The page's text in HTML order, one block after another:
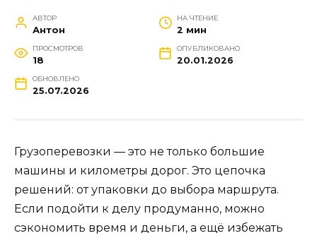
АВТОР
Антон
НА ЧТЕНИЕ
2 мин
ПРОСМОТРОВ
18
ОПУБЛИКОВАНО
20.01.2026
ОБНОВЛЕНО
25.07.2026
Грузоперевозки — это не только большие
машины и километры дорог. Это цепочка
решений: от упаковки до выбора маршрута.
Если подойти к делу продуманно, можно
сэкономить время и деньги, а ещё избежать